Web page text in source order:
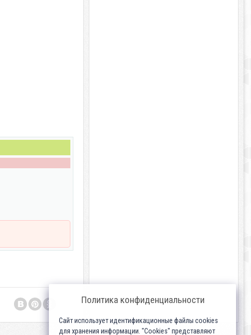
Политика конфиденциальности
Сайт использует идентификационные файлы cookies
для хранения информации. "Cookies" представляют